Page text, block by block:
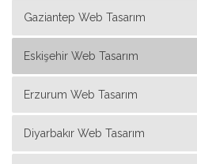
Gaziantep Web Tasarım
Eskişehir Web Tasarım
Erzurum Web Tasarım
Diyarbakır Web Tasarım